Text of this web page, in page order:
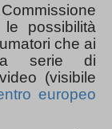
possibilità
che ai
serie di
(visibile
europeo